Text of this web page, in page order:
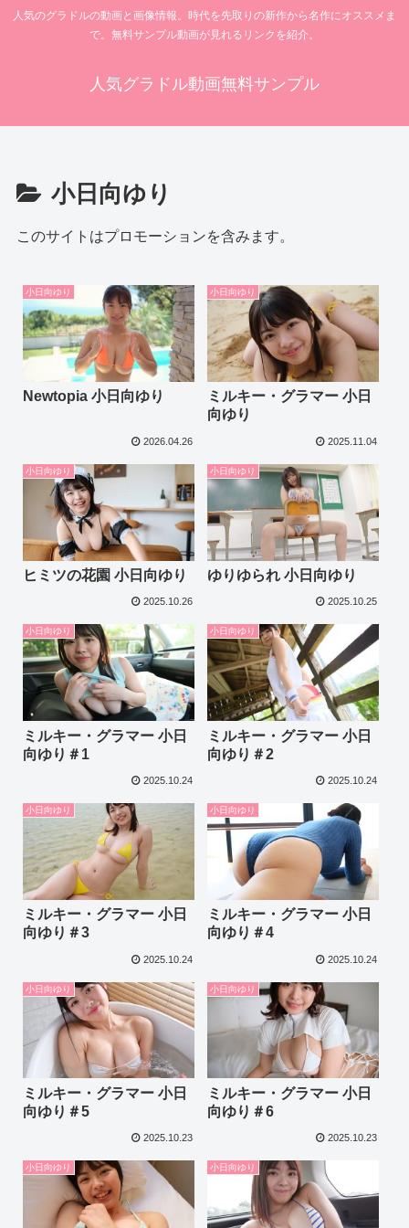
人気のグラドルの動画と画像情報。時代を先取りの新作から名作にオススメま
で。無料サンプル動画が見れるリンクを紹介。
人気グラドル動画無料サンプル
小日向ゆり
このサイトはプロモーションを含みます。
小日向ゆり
Newtopia 小日向ゆり
2026.04.26
小日向ゆり
ミルキー・グラマー 小日
向ゆり
2025.11.04
小日向ゆり
ヒミツの花園 小日向ゆり
2025.10.26
小日向ゆり
ゆりゆられ 小日向ゆり
2025.10.25
小日向ゆり
ミルキー・グラマー 小日
向ゆり＃1
2025.10.24
小日向ゆり
ミルキー・グラマー 小日
向ゆり＃2
2025.10.24
小日向ゆり
ミルキー・グラマー 小日
向ゆり＃3
2025.10.24
小日向ゆり
ミルキー・グラマー 小日
向ゆり＃4
2025.10.24
小日向ゆり
ミルキー・グラマー 小日
向ゆり＃5
2025.10.23
小日向ゆり
ミルキー・グラマー 小日
向ゆり＃6
2025.10.23
小日向ゆり 小日向ゆり